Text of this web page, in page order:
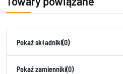
Pokaż składniki(0)
Pokaż zamienniki(0)